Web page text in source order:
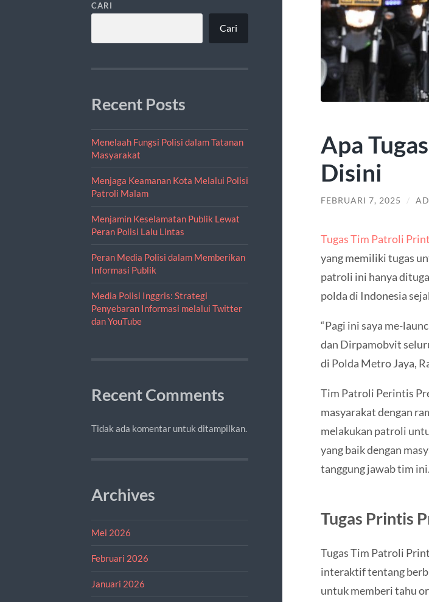
CARI
Cari
Recent Posts
Menelaah Fungsi Polisi dalam Tatanan
Masyarakat
Menjaga Keamanan Kota Melalui Polisi
Patroli Malam
Menjamin Keselamatan Publik Lewat
Peran Polisi Lalu Lintas
Peran Media Polisi dalam Memberikan
Informasi Publik
Media Polisi Inggris: Strategi
Penyebaran Informasi melalui Twitter
dan YouTube
Recent Comments
Tidak ada komentar untuk ditampilkan.
Archives
Mei 2026
Februari 2026
Januari 2026
Apa
Disini
FEBRUARI 7, 2025 /
Tugas Tim Patroli
yang memiliki tugas
patroli ini hanya
polda di Indonesia
“Pagi ini saya me-
dan Dirpamobvit
di Polda Metro Jaya,
Tim Patroli Perintis
masyarakat dengan
melakukan patroli
yang baik dengan
tanggung jawab tim ini.
Tugas Printis
Tugas Tim Patroli
interaktif tentang
untuk memberi tahu